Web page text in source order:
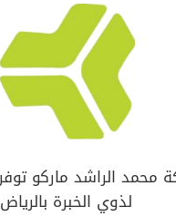
لذوي الخبرة بالرياض